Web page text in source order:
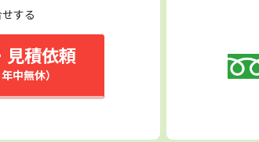
する
見積依頼
中無休）